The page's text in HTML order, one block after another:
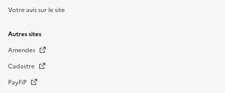
Votre avis sur le site
Autres sites
Amendes
Cadastre
PayFiP